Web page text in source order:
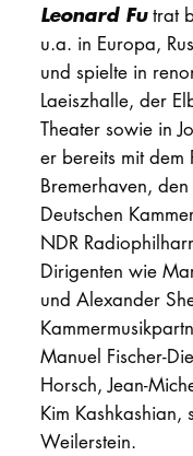
Leonard Futrat
u.a. in Europa,
und spielte in
Laeiszhalle, der
Theater sowie in
er bereits mit dem
Bremerhaven,
Deutschen
NDR
Dirigenten wie
und Alexander
Manuel Fischer-
Horsch, Jean-
Kim
Weilerstein.